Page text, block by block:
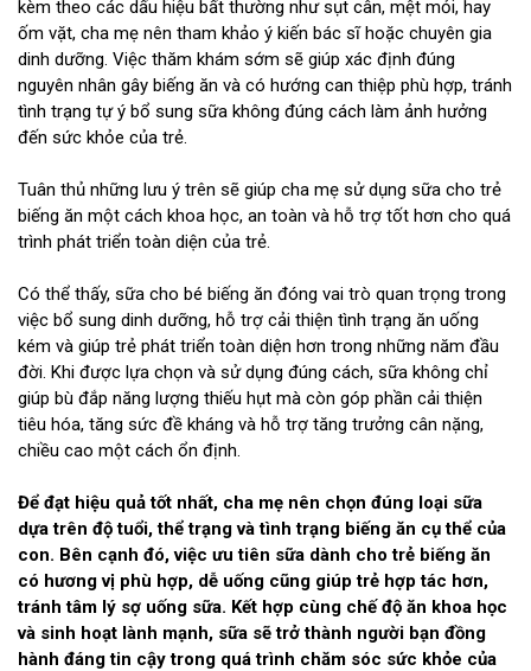
kèm theo các dấu hiệu bất thường như sụt cân, mệt mỏi, hay
ốm vặt, cha mẹ nên tham khảo ý kiến bác sĩ hoặc chuyên gia
dinh dưỡng. Việc thăm khám sớm sẽ giúp xác định đúng
nguyên nhân gây biếng ăn và có hướng can thiệp phù hợp, tránh
tình trạng tự ý bổ sung sữa không đúng cách làm ảnh hưởng
đến sức khỏe của trẻ.
Tuân thủ những lưu ý trên sẽ giúp cha mẹ sử dụng sữa cho trẻ
biếng ăn một cách khoa học, an toàn và hỗ trợ tốt hơn cho quá
trình phát triển toàn diện của trẻ.
Có thể thấy, sữa cho bé biếng ăn đóng vai trò quan trọng trong
việc bổ sung dinh dưỡng, hỗ trợ cải thiện tình trạng ăn uống
kém và giúp trẻ phát triển toàn diện hơn trong những năm đầu
đời. Khi được lựa chọn và sử dụng đúng cách, sữa không chỉ
giúp bù đắp năng lượng thiếu hụt mà còn góp phần cải thiện
tiêu hóa, tăng sức đề kháng và hỗ trợ tăng trưởng cân nặng,
chiều cao một cách ổn định.
Để đạt hiệu quả tốt nhất, cha mẹ nên chọn đúng loại sữa
dựa trên độ tuổi, thể trạng và tình trạng biếng ăn cụ thể của
con. Bên cạnh đó, việc ưu tiên sữa dành cho trẻ biếng ăn
có hương vị phù hợp, dễ uống cũng giúp trẻ hợp tác hơn,
tránh tâm lý sợ uống sữa. Kết hợp cùng chế độ ăn khoa học
và sinh hoạt lành mạnh, sữa sẽ trở thành người bạn đồng
hành đáng tin cậy trong quá trình chăm sóc sức khỏe của